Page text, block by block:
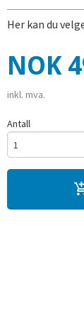
Her kan du
Pris
NOK
inkl. mva.
Antall